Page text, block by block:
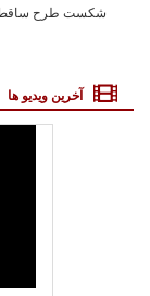
شکست طرح ساقط
آخرین ویدیو ها